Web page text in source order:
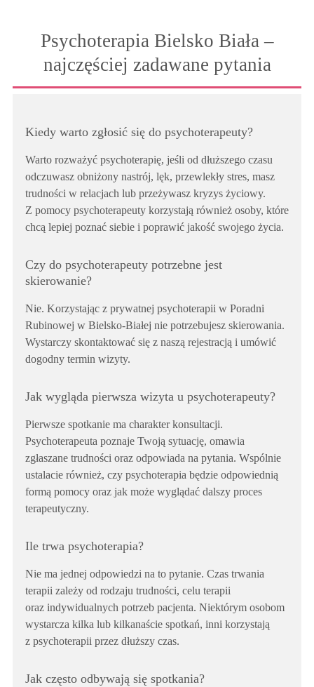
Psychoterapia Bielsko Biała –
najczęściej zadawane pytania
Kiedy warto zgłosić się do psychoterapeuty?
Warto rozważyć psychoterapię, jeśli od dłuższego czasu
odczuwasz obniżony nastrój, lęk, przewlekły stres, masz
trudności w relacjach lub przeżywasz kryzys życiowy.
Z pomocy psychoterapeuty korzystają również osoby, które
chcą lepiej poznać siebie i poprawić jakość swojego życia.
Czy do psychoterapeuty potrzebne jest
skierowanie?
Nie. Korzystając z prywatnej psychoterapii w Poradni
Rubinowej w Bielsko-Białej nie potrzebujesz skierowania.
Wystarczy skontaktować się z naszą rejestracją i umówić
dogodny termin wizyty.
Jak wygląda pierwsza wizyta u psychoterapeuty?
Pierwsze spotkanie ma charakter konsultacji.
Psychoterapeuta poznaje Twoją sytuację, omawia
zgłaszane trudności oraz odpowiada na pytania. Wspólnie
ustalacie również, czy psychoterapia będzie odpowiednią
formą pomocy oraz jak może wyglądać dalszy proces
terapeutyczny.
Ile trwa psychoterapia?
Nie ma jednej odpowiedzi na to pytanie. Czas trwania
terapii zależy od rodzaju trudności, celu terapii
oraz indywidualnych potrzeb pacjenta. Niektórym osobom
wystarcza kilka lub kilkanaście spotkań, inni korzystają
z psychoterapii przez dłuższy czas.
Jak często odbywają się spotkania?